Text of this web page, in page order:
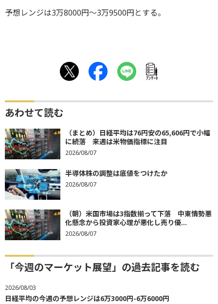
予想レンジは3万8000円～3万9500円とする。
ｱﾝｹｰﾄ
あわせて読む
（まとめ）日経平均は76円安の65,606円で小幅
に続落 来週は米物価指標に注目
2026/08/07
半導体株の調整は底値をつけたか
2026/08/07
（朝）米国市場は3指数揃って下落 中東情勢悪
化懸念から投資家心理が悪化し売り優...
2026/08/07
「今週のマーケット展望」の過去記事を読む
2026/08/03
日経平均の今週の予想レンジは6万3000円-6万6000円